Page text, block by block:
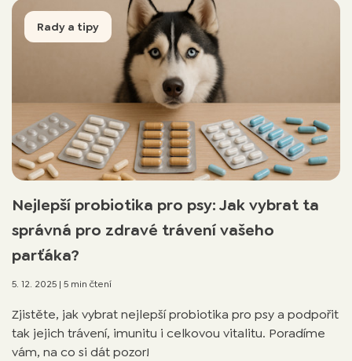
Rady a tipy
Nejlepší probiotika pro psy: Jak vybrat ta
správná pro zdravé trávení vašeho
parťáka?
5. 12. 2025 | 5 min čtení
Zjistěte, jak vybrat nejlepší probiotika pro psy a podpořit
tak jejich trávení, imunitu i celkovou vitalitu. Poradíme
vám, na co si dát pozor!